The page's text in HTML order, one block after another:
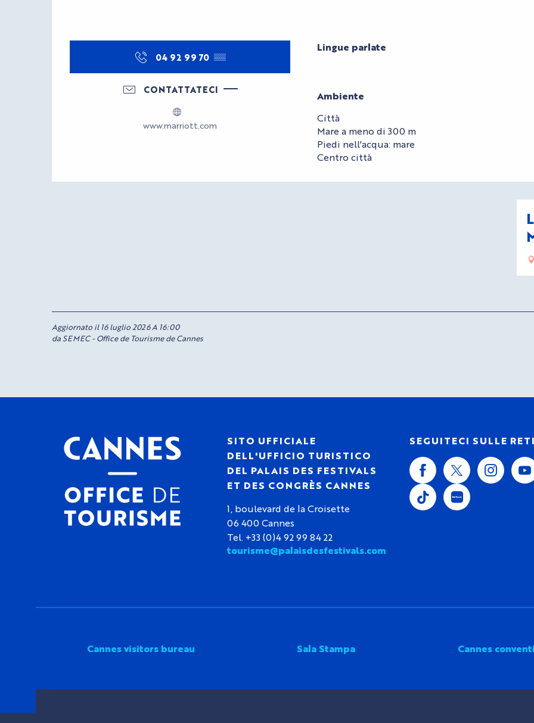
04 92 99 70 ▒▒
CONTATTATECI
www.marriott.com
Lingue parlate
Lingue parlate
Ambiente
Ambiente
Città
Mare a meno di 300 m
Piedi nell'acqua: mare
Centro città
Aggiornato il 16 luglio 2026 A 16:00
da SEMEC - Office de Tourisme de Cannes
SITO UFFICIALE
DELL'UFFICIO TURISTICO
DEL PALAIS DES FESTIVALS
ET DES CONGRÈS CANNES
1, boulevard de la Croisette
06 400 Cannes
Tel. +33 (0)4 92 99 84 22
tourisme@palaisdesfestivals.com
SEGUITECI SULLE RETI
Cannes visitors bureau Sala Stampa Cannes